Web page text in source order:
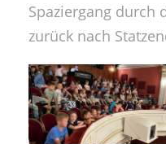
Spaziergang durch
zurück nach